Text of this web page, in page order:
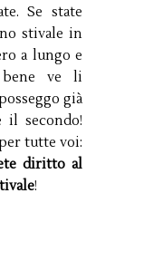
Se state
stivale in
a lungo e
bene ve li
già
secondo!
tutte voi:
diritto al
!